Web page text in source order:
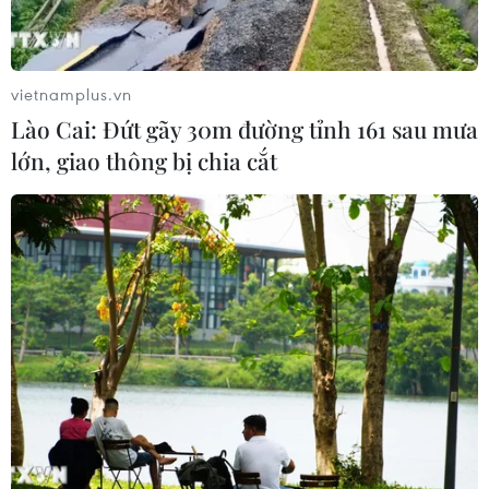
07/08/2026 10:19
Lào Cai: Đứt gãy 30m đường
tỉnh 161 sau mưa lớn, giao thông bị
chia cắt
07/08/2026 10:08
Đã xác định phương tiện khiến hàng
loạt ôtô thủng lốp trên cao tốc Bắc-
Nam
07/08/2026 10:03
An Giang: Kịp thời hỗ trợ các hộ dân
bị cháy nhà tại xóm Chăm La Ma
07/08/2026 09:52
vietnamplus.vn
Lào Cai: Đứt gãy 30m đường tỉnh 161 sau mưa
lớn, giao thông bị chia cắt